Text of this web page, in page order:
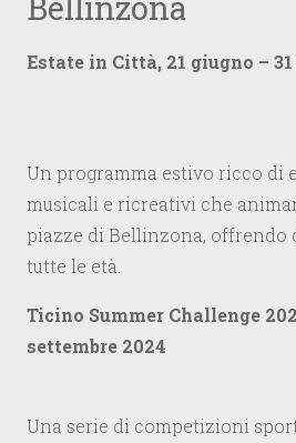
Estate in Città, 21 giugno
Un programma estivo ricco di
musicali e ricreativi che
piazze di Bellinzona, offrendo
tutte le età.
Ticino Summer Challenge
Una serie di competizioni